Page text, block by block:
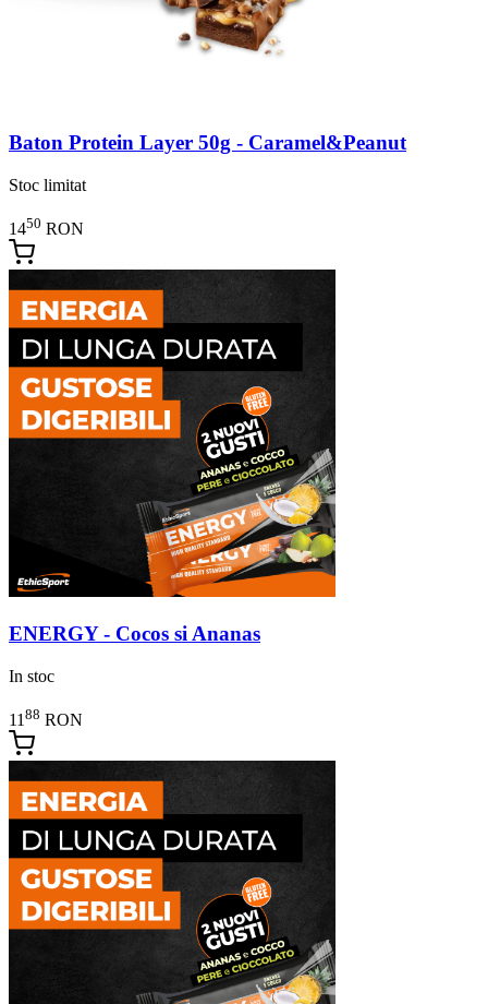
Baton Protein Layer 50g - Caramel&Peanut
Stoc limitat
1450 RON
ENERGY - Cocos si Ananas
In stoc
11 88 RON